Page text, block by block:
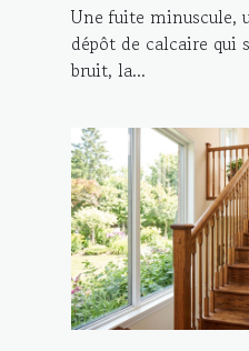
installations
Une fuite minuscule,
dépôt de calcaire qui
bruit, la...